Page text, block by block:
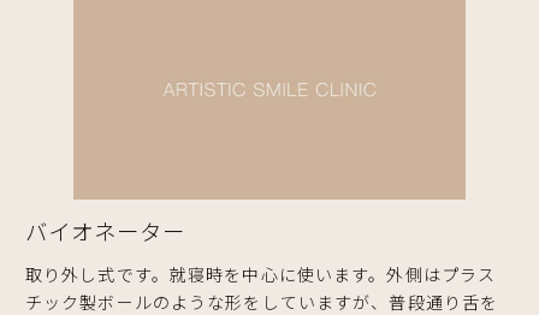
バイオネーター
取り外し式です。就寝時を中心に使います。外側はプラス
チック製ボールのような形をしていますが、普段通り舌を